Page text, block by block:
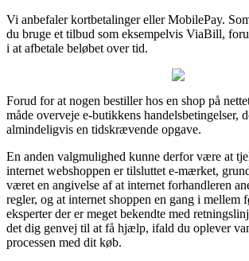
Vi anbefaler kortbetalinger eller MobilePay.
du bruge et tilbud som eksempelvis ViaBill,
i at afbetale beløbet over tid.
Forud for at nogen bestiller hos en shop på
måde overveje e-butikkens handelsbetingelser,
almindeligvis en tidskrævende opgave.
En anden valgmulighed kunne derfor være at
internet webshoppen er tilsluttet e-mærket,
været en angivelse af at internet forhandleren
regler, og at internet shoppen en gang i mellem
eksperter der er meget bekendte med
det dig genvej til at få hjælp, ifald du oplever
processen med dit køb.